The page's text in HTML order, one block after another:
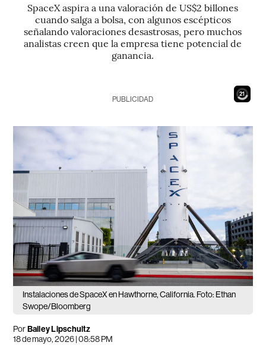
SpaceX aspira a una valoración de US$2 billones
cuando salga a bolsa, con algunos escépticos
señalando valoraciones desastrosas, pero muchos
analistas creen que la empresa tiene potencial de
ganancia.
19
PUBLICIDAD
Instalaciones de SpaceX en Hawthorne, California. Foto: Ethan
Swope/Bloomberg
PorBailey Lipschultz
18 de mayo, 2026 | 08:58 PM